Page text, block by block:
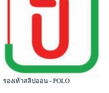
รองเท้าสลิปออน - POLO